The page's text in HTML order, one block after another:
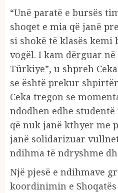
“Unë paratë e bursës
shoqet e mia që janë
si shokë të klasës
vogël. I kam dërguar në
Türkiye”, u shpreh
se është prekur
Ceka tregon se
ndodhen edhe
që nuk janë kthyer me
janë solidarizuar
ndihma të ndryshme
Një pjesë e ndihmave
koordinimin e